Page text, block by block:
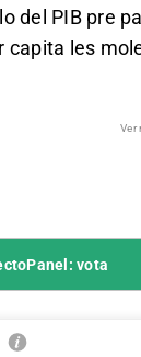
del PIB pre
capita les
Ver
vota